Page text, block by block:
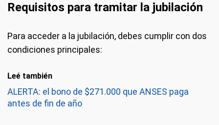
Requisitos para tramitar la jubilación
Para acceder a la jubilación, debes cumplir con dos
condiciones principales:
Leé también
ALERTA: el bono de $271.000 que ANSES paga
antes de fin de año